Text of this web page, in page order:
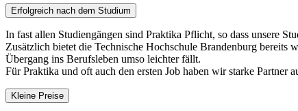
Erfolgreich nach dem Studium
In fast allen Studiengängen sind Praktika Pflicht, so dass unsere
Zusätzlich bietet die Technische Hochschule Brandenburg bereits
Übergang ins Berufsleben umso leichter fällt.
Für Praktika und oft auch den ersten Job haben wir starke Partner
Kleine Preise